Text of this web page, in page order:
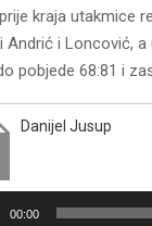
kraja utakmice
Andrić i Loncović,
pobjede 68:81 i
Danijel Jusup
00:00